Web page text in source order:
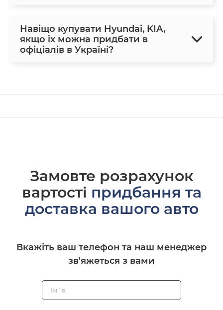
Навіщо купувати Hyundai, KIA,
якщо їх можна придбати в
офіціалів в Україні?
Замовте розрахунок
вартості придбання та
доставка вашого авто
Вкажіть ваш телефон та наш менеджер
зв'яжеться з вами